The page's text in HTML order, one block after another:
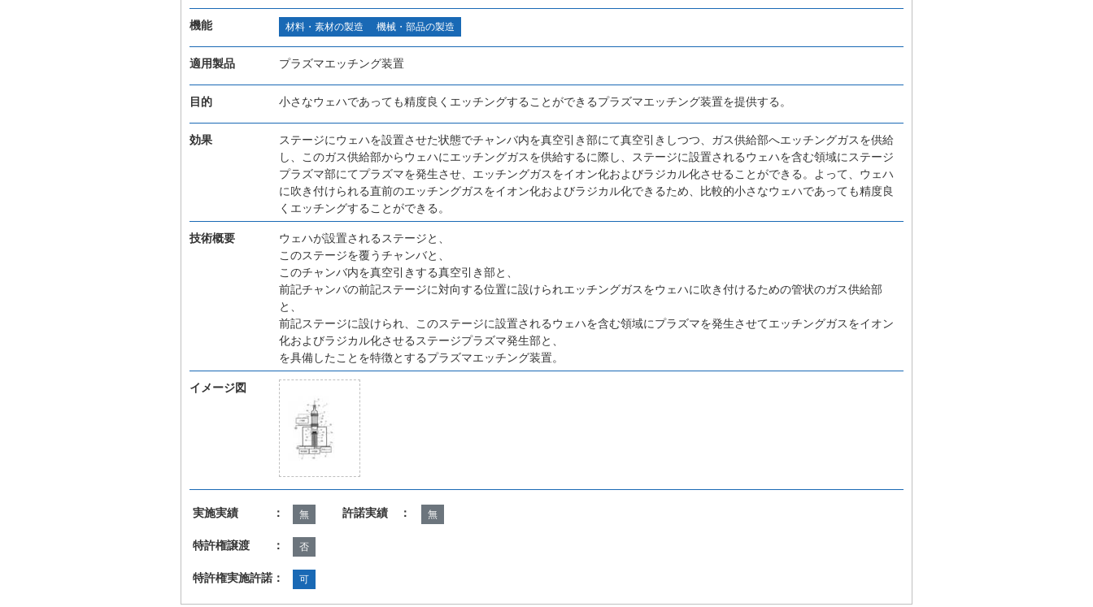
機能 材料・素材の製造 機械・部品の製造
適用製品 プラズマエッチング装置
目的 小さなウェハであっても精度良くエッチングすることができるプラズマエッチング装置を提供する。
効果
ステージにウェハを設置させた状態でチャンバ内を真空引き部にて真空引きしつつ、ガス供給部へエッチングガスを供給
し、このガス供給部からウェハにエッチングガスを供給するに際し、ステージに設置されるウェハを含む領域にステージ
プラズマ部にてプラズマを発生させ、エッチングガスをイオン化およびラジカル化させることができる。よって、ウェハ
に吹き付けられる直前のエッチングガスをイオン化およびラジカル化できるため、比較的小さなウェハであっても精度良
くエッチングすることができる。
技術概要
ウェハが設置されるステージと、
このステージを覆うチャンバと、
このチャンバ内を真空引きする真空引き部と、
前記チャンバの前記ステージに対向する位置に設けられエッチングガスをウェハに吹き付けるための管状のガス供給部
と、
前記ステージに設けられ、このステージに設置されるウェハを含む領域にプラズマを発生させてエッチングガスをイオン
化およびラジカル化させるステージプラズマ発生部と、
を具備したことを特徴とするプラズマエッチング装置。
イメージ図
実施実績 ： 無 許諾実績 ： 無
特許権譲渡 ： 否
特許権実施許諾： 可